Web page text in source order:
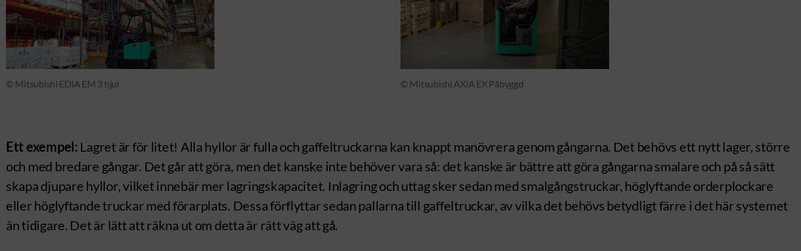
© Mitsubishi EDiA EM 3 hjul © Mitsubishi AXiA EX Påbyggd
Ett exempel: Lagret är för litet! Alla hyllor är fulla och gaffeltruckarna kan knappt manövrera genom gångarna. Det behövs ett nytt lager, större
och med bredare gångar. Det går att göra, men det kanske inte behöver vara så: det kanske är bättre att göra gångarna smalare och på så sätt
skapa djupare hyllor, vilket innebär mer lagringskapacitet. Inlagring och uttag sker sedan med smalgångstruckar, höglyftande orderplockare
eller höglyftande truckar med förarplats. Dessa förflyttar sedan pallarna till gaffeltruckar, av vilka det behövs betydligt färre i det här systemet
än tidigare. Det är lätt att räkna ut om detta är rätt väg att gå.